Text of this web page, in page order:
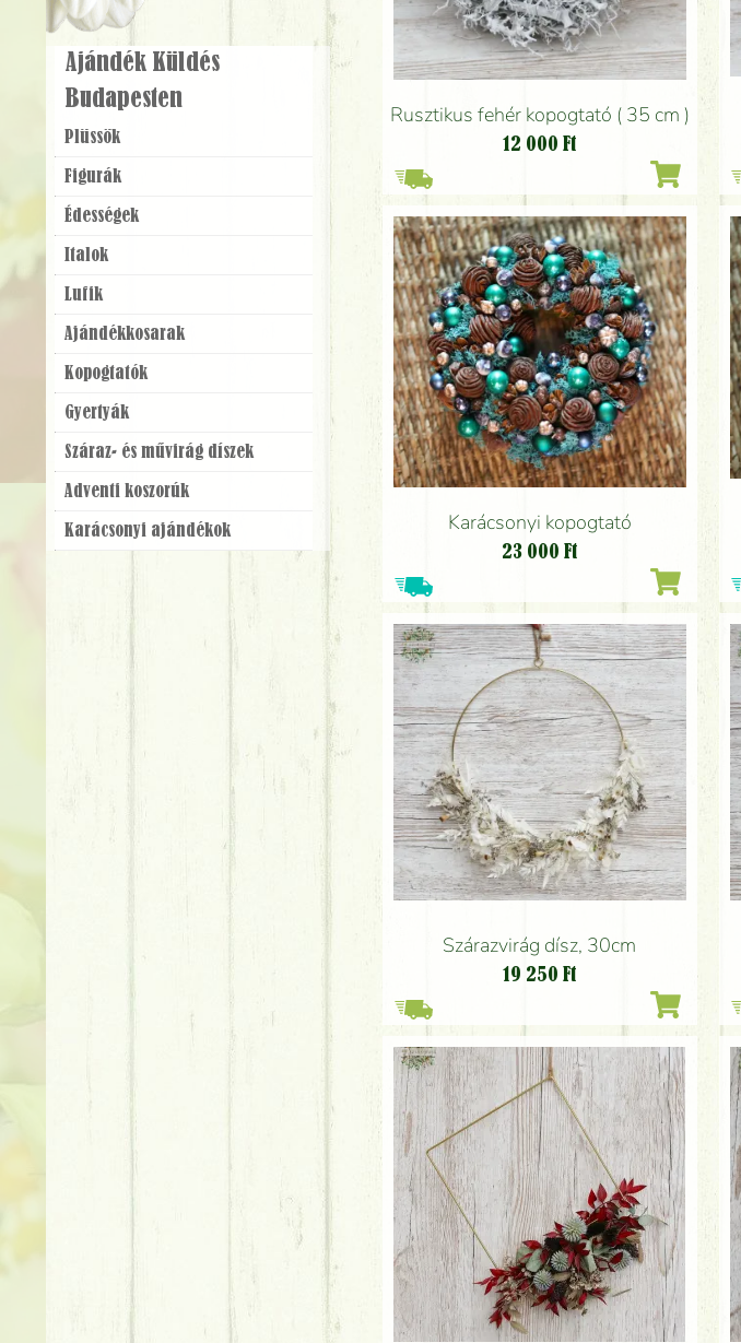
Rusztikus fehér kopogtató ( 35 cm )
12 000 Ft
Karácsonyi kopogtató
23 000 Ft
Szárazvirág dísz, 30cm
19 250 Ft
Ajándék Küldés
Budapesten
Plüssök
Figurák
Édességek
Italok
Lufik
Ajándék­kosarak
Kopogtatók
Gyertyák
Száraz- és művirág díszek
Adventi koszorúk
Karácsonyi ajándékok